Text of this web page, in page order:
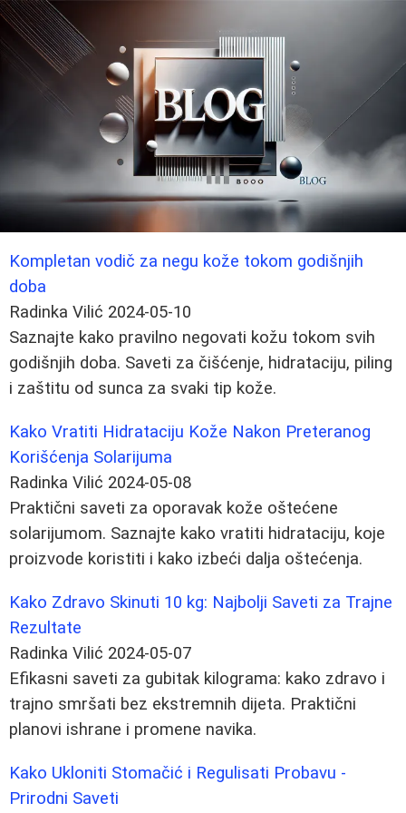
Kompletan vodič za negu kože tokom godišnjih
doba
Radinka Vilić 2024-05-10
Saznajte kako pravilno negovati kožu tokom svih
godišnjih doba. Saveti za čišćenje, hidrataciju, piling
i zaštitu od sunca za svaki tip kože.
Kako Vratiti Hidrataciju Kože Nakon Preteranog
Korišćenja Solarijuma
Radinka Vilić 2024-05-08
Praktični saveti za oporavak kože oštećene
solarijumom. Saznajte kako vratiti hidrataciju, koje
proizvode koristiti i kako izbeći dalja oštećenja.
Kako Zdravo Skinuti 10 kg: Najbolji Saveti za Trajne
Rezultate
Radinka Vilić 2024-05-07
Efikasni saveti za gubitak kilograma: kako zdravo i
trajno smršati bez ekstremnih dijeta. Praktični
planovi ishrane i promene navika.
Kako Ukloniti Stomačić i Regulisati Probavu -
Prirodni Saveti